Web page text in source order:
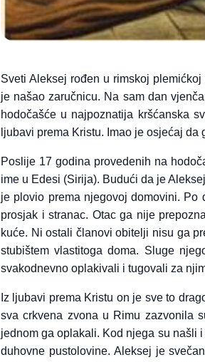
Sveti Aleksej rođen u rimskoj
je našao zaručnicu. Na sam dan
hodočašće u najpoznatija kršćanska
ljubavi prema Kristu. Imao je osjećaj da
Poslije 17 godina provedenih na
ime u Edesi (Sirija). Budući da je
je plovio prema njegovoj domovini. Po
prosjak i stranac. Otac ga nije
kuće. Ni ostali članovi obitelji nisu ga
stubištem vlastitoga doma. Sluge
svakodnevno oplakivali i tugovali za
Iz ljubavi prema Kristu on je sve to
sva crkvena zvona u Rimu zazvonila
jednom ga oplakali. Kod njega su našli
duhovne pustolovine. Aleksej je